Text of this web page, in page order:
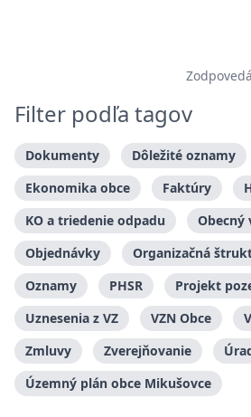
Filter podľa tagov
Dokumenty
Dôležité oznamy
Ekonomika obce
Faktúry
KO a triedenie odpadu
Obecný
Objednávky
Organizačná
Oznamy
PHSR
Projekt
Uznesenia z VZ
VZN Obce
Zmluvy
Zverejňovanie
Územný plán obce Mikušovce